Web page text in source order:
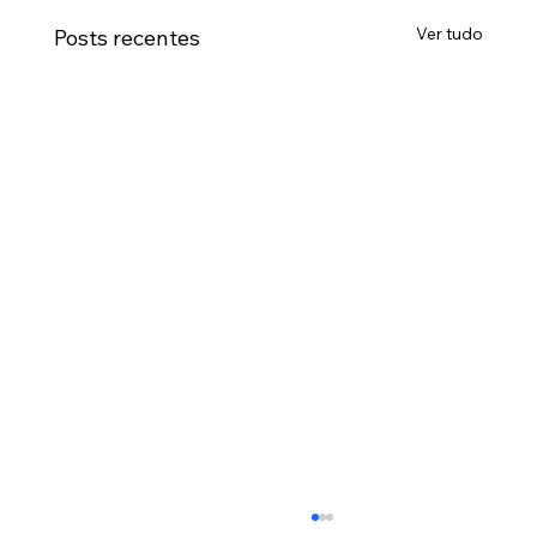
Posts recentes Ver tudo